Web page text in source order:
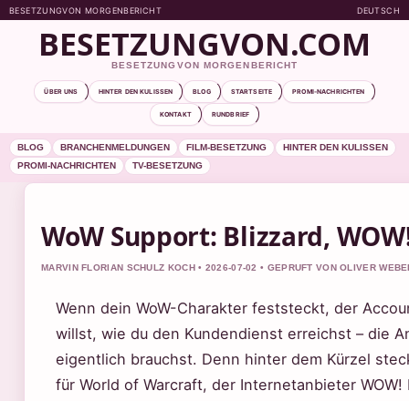
BESETZUNGVON MORGENBERICHT DEUTSCH
BESETZUNGVON.COM
BESETZUNGVON MORGENBERICHT
ÜBER UNS HINTER DEN KULISSEN BLOG STARTSEITE PROMI-NACHRICHTEN
KONTAKT RUNDBRIEF
BLOG BRANCHENMELDUNGEN FILM-BESETZUNG
HINTER DEN KULISSEN
PROMI-NACHRICHTEN
TV-BESETZUNG
WoW Support: Blizzard,
MARVIN FLORIAN SCHULZ KOCH • 2026-07-02 • GEPRUFT VON OLIVER
Wenn dein WoW-Charakter feststeckt, der
willst, wie du den Kundendienst erreichst – die
eigentlich brauchst. Denn hinter dem Kürzel
für World of Warcraft, der Internetanbieter